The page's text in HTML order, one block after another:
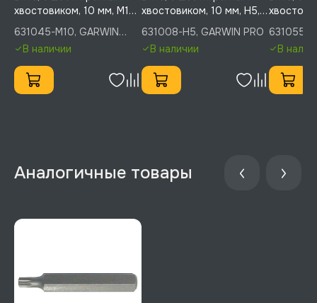
хвостовиком, 10 мм, M10,
30 мм, 1 шт, GARWIN PRO,
631045-M10
631045-M10, GARWIN
PROВ наличии
хвостовиком, 10 мм, H5,
30 мм, 1 шт, GARWIN PRO,
631008-H5
631008-H5, GARWIN PRO
В наличии
75 мм, 1
631055-
631055-
В